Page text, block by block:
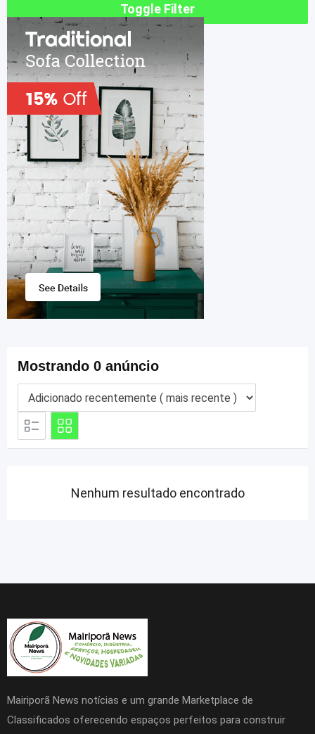
Toggle Filter
Mostrando 0 anúncio
Nenhum resultado encontrado
Mairiporã News notícias e um grande Marketplace de
Classificados oferecendo espaços perfeitos para construir